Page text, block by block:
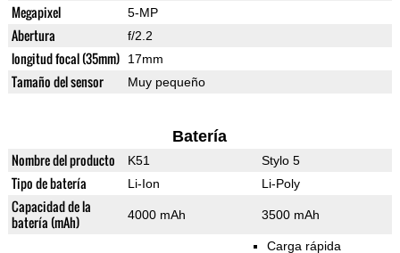
Megapixel 5-MP
Abertura f/2.2
longitud focal (35mm) 17mm
Tamaño del sensor Muy pequeño
Batería
Nombre del producto K51 Stylo 5
Tipo de batería Li-Ion Li-Poly
Capacidad de la
batería (mAh)
4000 mAh 3500 mAh
Carga rápida